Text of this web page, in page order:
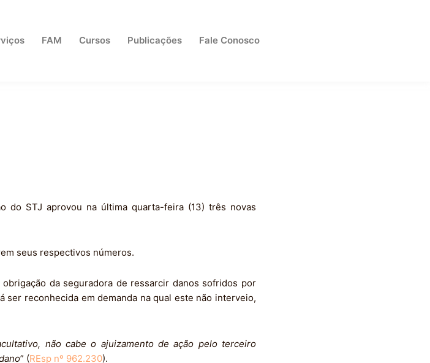
FAM Cursos Publicações Fale Conosco
do STJ aprovou na última quarta-feira (13) três novas
seus respectivos números.
da seguradora de ressarcir danos sofridos por
reconhecida em demanda na qual este não interveio,
não cabe o ajuizamento de ação pelo terceiro
” (REsp nº 962.230).